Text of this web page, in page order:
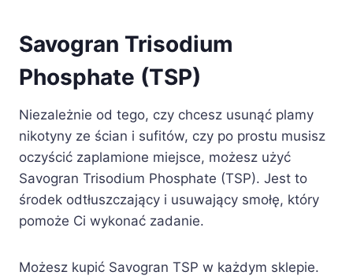
Savogran Trisodium
Phosphate (TSP)
Niezależnie od tego, czy chcesz usunąć plamy
nikotyny ze ścian i sufitów, czy po prostu musisz
oczyścić zaplamione miejsce, możesz użyć
Savogran Trisodium Phosphate (TSP). Jest to
środek odtłuszczający i usuwający smołę, który
pomoże Ci wykonać zadanie.
Możesz kupić Savogran TSP w każdym sklepie.